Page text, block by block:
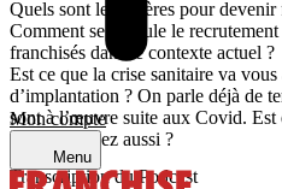
Mon compte
Menu
Quels sont les critères pour
Comment se déroule le
franchisés dans le contexte actuel ?
Est ce que la crise sanitaire va
d’implantation ? On parle déjà de
sont à l’œuvre suite aux Covid. Est
vous observez aussi ?
Transcription du Podcast